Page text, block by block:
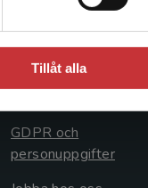
Tillåt alla
Avtal och rättigheter
Cookies
GDPR och
personuppgifter